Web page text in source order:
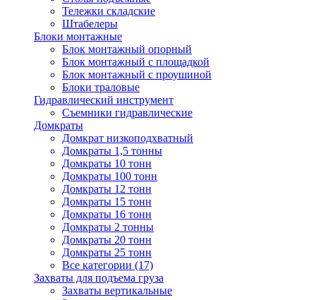
Тележки складские
Штабелеры
Блоки монтажные
Блок монтажный опорный
Блок монтажный с площадкой
Блок монтажный с проушиной
Блоки траловые
Гидравлический инструмент
Съемники гидравлические
Домкраты
Домкрат низкоподхватный
Домкраты 1,5 тонны
Домкраты 10 тонн
Домкраты 100 тонн
Домкраты 12 тонн
Домкраты 15 тонн
Домкраты 16 тонн
Домкраты 2 тонны
Домкраты 20 тонн
Домкраты 25 тонн
Все категории (17)
Захваты для подъема груза
Захваты вертикальные